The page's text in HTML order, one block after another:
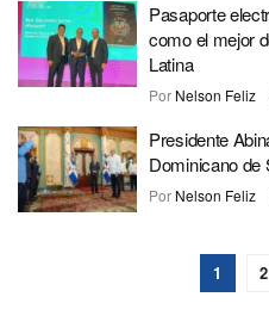
Pasaporte
como el mejor
Latina
Por Nelson Feliz
Presidente
Dominicano de
Por Nelson Feliz
1 2